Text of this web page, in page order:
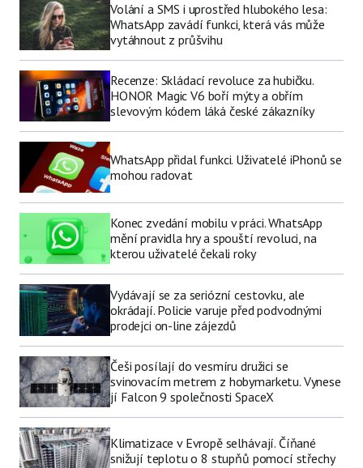
Volání a SMS i uprostřed hlubokého lesa:
WhatsApp zavádí funkci, která vás může
vytáhnout z průšvihu
Recenze: Skládací revoluce za hubičku.
HONOR Magic V6 boří mýty a obřím
slevovým kódem láká české zákazníky
WhatsApp přidal funkci. Uživatelé iPhonů se
mohou radovat
Konec zvedání mobilu v práci. WhatsApp
mění pravidla hry a spouští revoluci, na
kterou uživatelé čekali roky
Vydávají se za seriózní cestovku, ale
okrádají. Policie varuje před podvodnými
prodejci on-line zájezdů
Češi posílají do vesmíru družici se
svinovacím metrem z hobymarketu. Vynese
jí Falcon 9 společnosti SpaceX
Klimatizace v Evropě selhávají. Číňané
snižují teplotu o 8 stupňů pomocí střechy